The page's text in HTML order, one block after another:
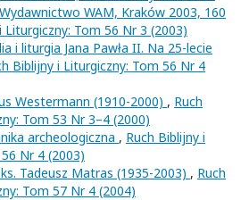
WAM, Kraków 2003, 160
Liturgiczny: Tom 56 Nr 3 (2003)
i liturgia Jana Pawła II. Na 25-lecie
Biblijny i Liturgiczny: Tom 56 Nr 4
Westermann (1910-2000) , Ruch
Tom 53 Nr 3–4 (2000)
archeologiczna , Ruch Biblijny i
Nr 4 (2003)
Tadeusz Matras (1935-2003) , Ruch
Tom 57 Nr 4 (2004)